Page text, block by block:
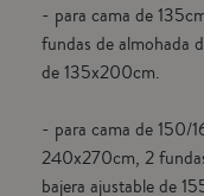
- para cama de
fundas de almohada
de 135x200cm.
- para cama de 150/
240x270cm, 2
bajera ajustable de